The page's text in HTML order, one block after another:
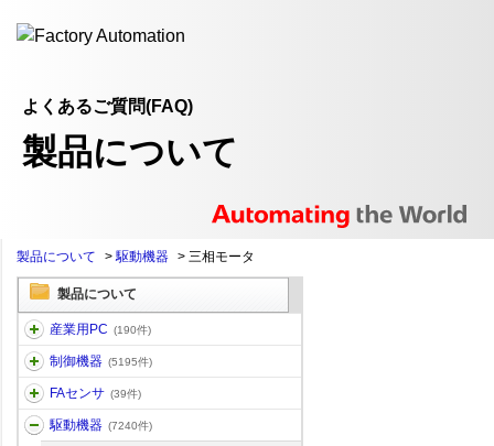
よくあるご質問(FAQ)
製品について
製品について >駆動機器 > 三相モータ
製品について
産業用PC (190件)
制御機器 (5195件)
FAセンサ (39件)
駆動機器 (7240件)